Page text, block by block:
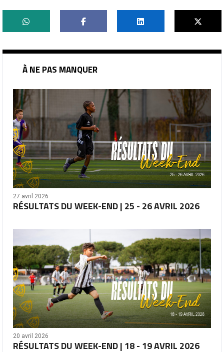
À NE PAS MANQUER
27 avril 2026
RÉSULTATS DU WEEK-END | 25 - 26 AVRIL 2026
20 avril 2026
RÉSULTATS DU WEEK-END | 18 - 19 AVRIL 2026